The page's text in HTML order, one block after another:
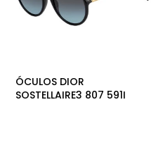
ÓCULOS DIOR
SOSTELLAIRE3 807 591I